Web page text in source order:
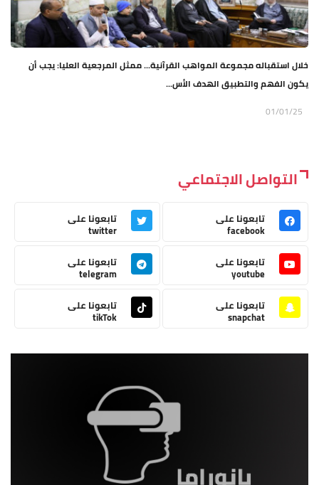
خلال استقباله مجموعة المواهب القرآنية... ممثل المرجعية العليا: يجب أن
يكون الفهم والتطبيق الهدف الأس...
01/01/25
التواصل الاجتماعي
تابعونا على
facebook
تابعونا على
twitter
تابعونا على
youtube
تابعونا على
telegram
تابعونا على
snapchat
تابعونا على
tikTok